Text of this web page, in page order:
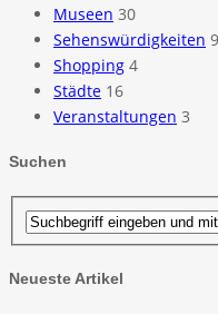
Museen 30
Sehenswürdigkeiten 9
Shopping 4
Städte 16
Veranstaltungen 3
Suchen
Neueste Artikel